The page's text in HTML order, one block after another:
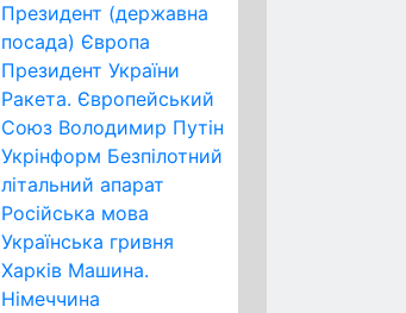
Президент (державна
посада) Європа
Президент України
Ракета. Європейський
Союз Володимир Путін
Укрінформ Безпілотний
літальний апарат
Російська мова
Українська гривня
Харків Машина.
Німеччина